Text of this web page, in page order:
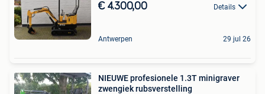
€ 4.300,00 Details
Antwerpen 29 jul 26
NIEUWE profesionele 1.3T minigraver
zwengiek rubsverstelling